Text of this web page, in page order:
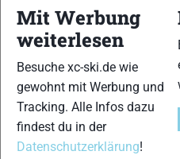
Nordische Kombination:
vorgestellt
Nordische Kombination|
News|Top-News
Sandra Volk -7. Mai 2026
Anfang Mai markiert in jedem
Mit Werbung
weiterlesen
Besuche xc-ski.de wie
gewohnt mit Werbung und
Tracking. Alle Infos dazu
findest du in der
Datenschutzerklärung!